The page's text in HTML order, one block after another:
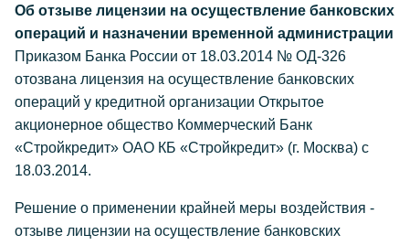
Об отзыве лицензии на осуществление банковских
операций и назначении временной администрации
Приказом Банка России от 18.03.2014 № ОД-326
отозвана лицензия на осуществление банковских
операций у кредитной организации Открытое
акционерное общество Коммерческий Банк
«Стройкредит» ОАО КБ «Стройкредит» (г. Москва) с
18.03.2014.
Решение о применении крайней меры воздействия -
отзыве лицензии на осуществление банковских